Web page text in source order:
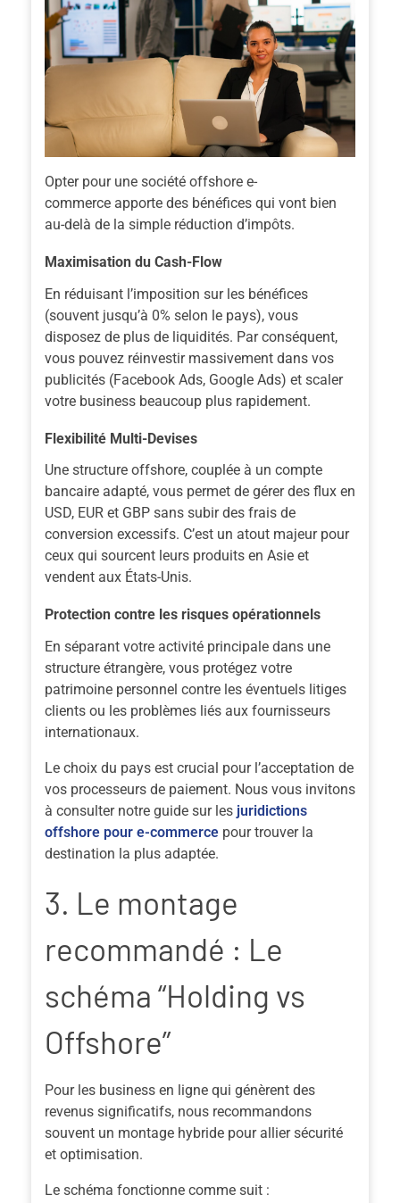
Opter pour une société offshore e-
commerce apporte des bénéfices qui vont bien
au-delà de la simple réduction d’impôts.
Maximisation du Cash-Flow
En réduisant l’imposition sur les bénéfices
(souvent jusqu’à 0% selon le pays), vous
disposez de plus de liquidités. Par conséquent,
vous pouvez réinvestir massivement dans vos
publicités (Facebook Ads, Google Ads) et scaler
votre business beaucoup plus rapidement.
Flexibilité Multi-Devises
Une structure offshore, couplée à un compte
bancaire adapté, vous permet de gérer des flux en
USD, EUR et GBP sans subir des frais de
conversion excessifs. C’est un atout majeur pour
ceux qui sourcent leurs produits en Asie et
vendent aux États-Unis.
Protection contre les risques opérationnels
En séparant votre activité principale dans une
structure étrangère, vous protégez votre
patrimoine personnel contre les éventuels litiges
clients ou les problèmes liés aux fournisseurs
internationaux.
Le choix du pays est crucial pour l’acceptation de
vos processeurs de paiement. Nous vous invitons
à consulter notre guide sur les juridictions
offshore pour e-commerce pour trouver la
destination la plus adaptée.
3. Le montage
recommandé : Le
schéma “Holding vs
Offshore”
Pour les business en ligne qui génèrent des
revenus significatifs, nous recommandons
souvent un montage hybride pour allier sécurité
et optimisation.
Le schéma fonctionne comme suit :